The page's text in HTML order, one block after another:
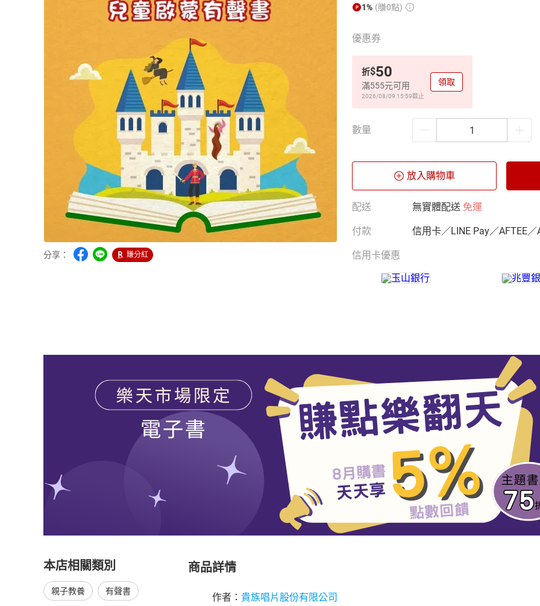
分享： 賺分紅
1% (賺0點)
優惠券
折$50
滿555元可用
2026/08/09 15:59截止
領取
數量
放入購物車
配送 無實體配送 免運
付款 信用卡／LINE Pay／AFTEE／
信用卡優惠
本店相關類別
親子教養 有聲書
商品詳情
作者： 貴族唱片股份有限公司